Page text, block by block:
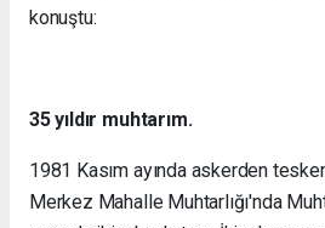
konuştu:
35 yıldır muhtarım.
1981 Kasım ayında askerden
Merkez Mahalle Muhtarlığı'nda